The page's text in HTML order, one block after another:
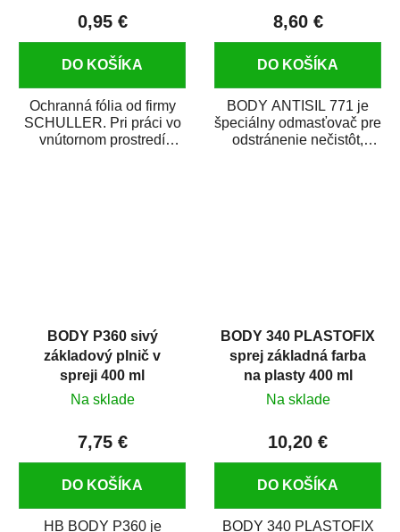
0,95 €
DO KOŠÍKA
Ochranná fólia od firmy
SCHULLER. Pri práci vo
vnútornom prostredí
8,60 €
DO KOŠÍKA
BODY ANTISIL 771 je
špeciálny odmasťovač pre
odstránenie nečistôt,
BODY P360 sivý
základový plnič v
spreji 400 ml
Na sklade
7,75 €
DO KOŠÍKA
HB BODY P360 je
BODY 340 PLASTOFIX
sprej základná farba
na plasty 400 ml
Na sklade
10,20 €
DO KOŠÍKA
BODY 340 PLASTOFIX